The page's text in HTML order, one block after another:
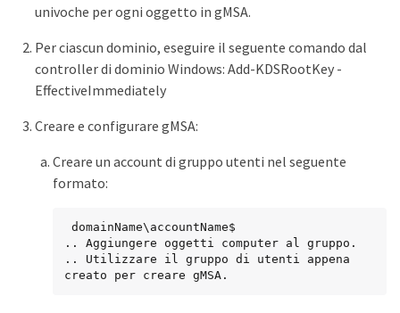
univoche per ogni oggetto in gMSA.
Per ciascun dominio, eseguire il seguente comando dal
controller di dominio Windows: Add-KDSRootKey -
EffectiveImmediately
Creare e configurare gMSA:
Creare un account di gruppo utenti nel seguente
formato:
.. Aggiungere oggetti computer al gruppo.
.. Utilizzare il gruppo di utenti appena
creato per creare gMSA.